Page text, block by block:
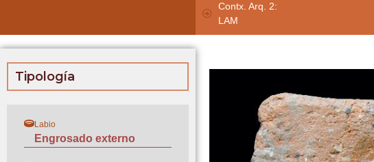
Contx. Arq. 2:
LAM
Tipología
Labio
Engrosado externo